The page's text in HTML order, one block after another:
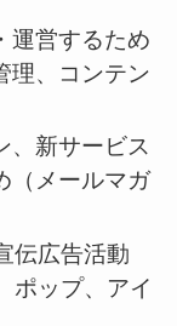
運営するため
理、コンテン
、新サービス
（メールマガ
伝広告活動
ポップ、アイ